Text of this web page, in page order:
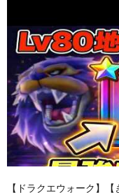
【ドラクエウォーク】